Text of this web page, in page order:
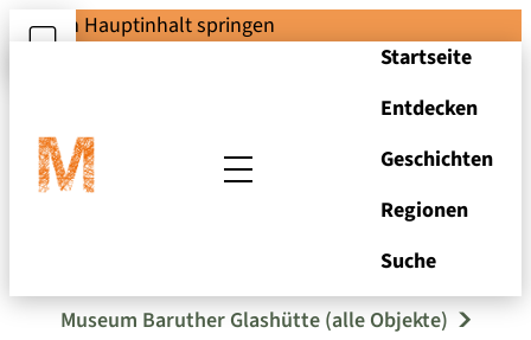
Zum Hauptinhalt springen
Startseite
Entdecken
Geschichten
Regionen
Suche
Museum Baruther Glashütte (alle Objekte)